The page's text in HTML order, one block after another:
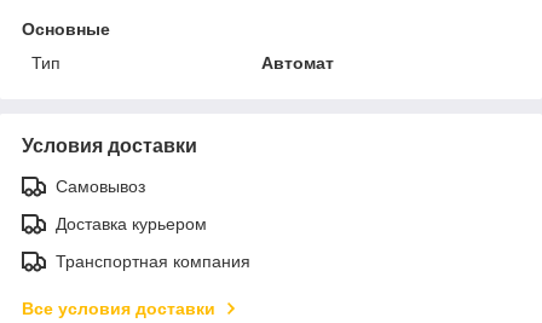
Основные
Тип
Автомат
Условия доставки
Самовывоз
Доставка курьером
Транспортная компания
Все условия доставки